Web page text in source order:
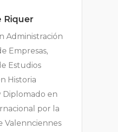
Riquer
Administración
Empresas,
Estudios
Historia
Diplomado en
por la
Valennciennes